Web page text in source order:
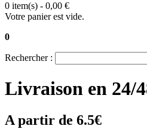
0 item(s) - 0,00 €
Votre panier est vide.
0
Rechercher :
Livraison en 24/
A partir de 6.5€